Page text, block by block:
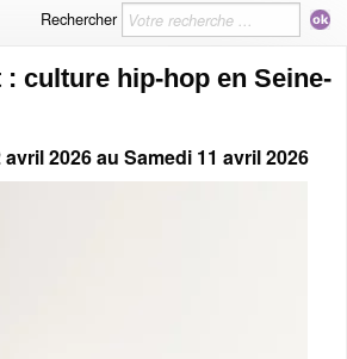
Rechercher
culture hip-hop en Seine-
2026au Samedi 11 avril 2026